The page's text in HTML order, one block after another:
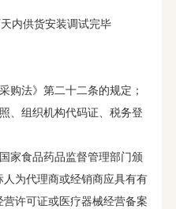
内供货安装调试完毕
购法》第二十二条的规定；
、组织机构代码证、税务登
家食品药品监督管理部门颁
为代理商或经销商应具有有
许可证或医疗器械经营备案